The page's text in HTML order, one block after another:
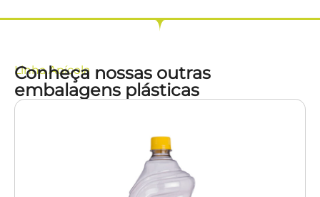
LinhaApícola
Conheça nossas outras
embalagens plásticas